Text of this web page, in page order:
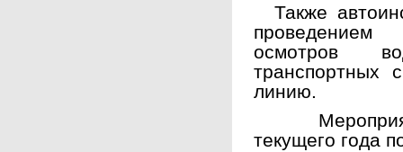
Также
проведением
осмотров
линию.
текущего года